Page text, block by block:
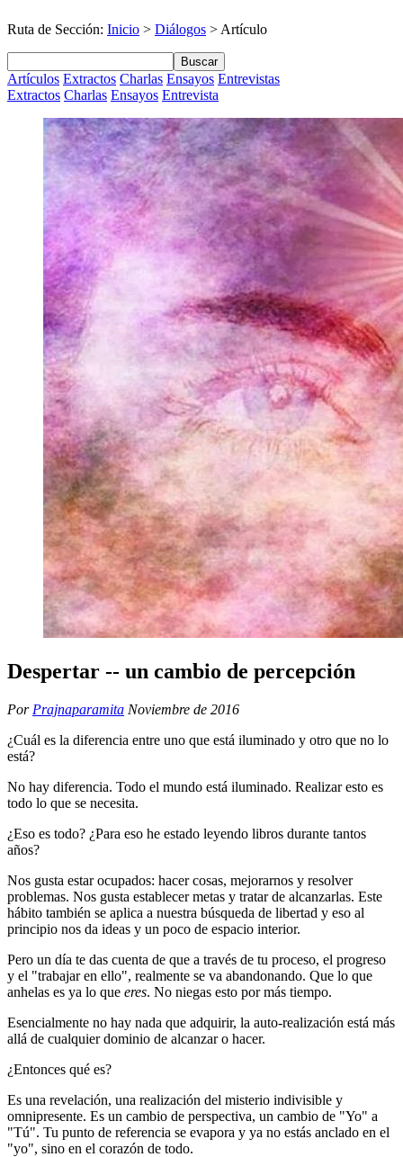
Ruta de Sección: Inicio > Diálogos > Artículo
Buscar
Artículos Extractos Charlas Ensayos Entrevistas
Extractos Charlas Ensayos Entrevista
Despertar -- un cambio de percepción
Por Prajnaparamita Noviembre de 2016
¿Cuál es la diferencia entre uno que está iluminado y otro que no lo
está?
No hay diferencia. Todo el mundo está iluminado. Realizar esto es
todo lo que se necesita.
¿Eso es todo? ¿Para eso he estado leyendo libros durante tantos
años?
Nos gusta estar ocupados: hacer cosas, mejorarnos y resolver
problemas. Nos gusta establecer metas y tratar de alcanzarlas. Este
hábito también se aplica a nuestra búsqueda de libertad y eso al
principio nos da ideas y un poco de espacio interior.
Pero un día te das cuenta de que a través de tu proceso, el progreso
y el "trabajar en ello", realmente se va abandonando. Que lo que
anhelas es ya lo que eres. No niegas esto por más tiempo.
Esencialmente no hay nada que adquirir, la auto-realización está más
allá de cualquier dominio de alcanzar o hacer.
¿Entonces qué es?
Es una revelación, una realización del misterio indivisible y
omnipresente. Es un cambio de perspectiva, un cambio de "Yo" a
"Tú". Tu punto de referencia se evapora y ya no estás anclado en el
"yo", sino en el corazón de todo.